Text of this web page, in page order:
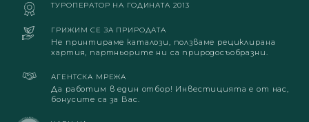
ТУРОПЕРАТОР НА ГОДИНАТА 2013
ГРИЖИМ СЕ ЗА ПРИРОДАТА
Не принтираме каталози, ползваме рециклирана
хартия, партньорите ни са природосъобразни.
АГЕНТСКА МРЕЖА
Да работим в един отбор! Инвестицията е от нас,
бонусите са за Вас.